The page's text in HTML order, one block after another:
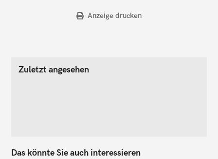
Anzeige drucken
Zuletzt angesehen
Das könnte Sie auch interessieren